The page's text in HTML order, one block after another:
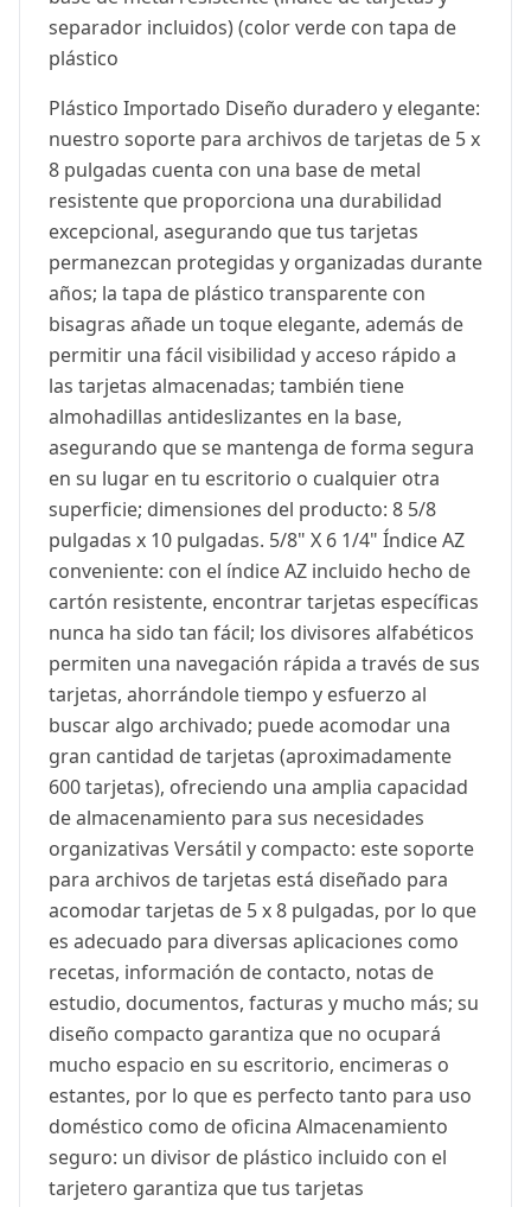
separador incluidos) (color verde con tapa de
plástico
Plástico Importado Diseño duradero y elegante:
nuestro soporte para archivos de tarjetas de 5 x
8 pulgadas cuenta con una base de metal
resistente que proporciona una durabilidad
excepcional, asegurando que tus tarjetas
permanezcan protegidas y organizadas durante
años; la tapa de plástico transparente con
bisagras añade un toque elegante, además de
permitir una fácil visibilidad y acceso rápido a
las tarjetas almacenadas; también tiene
almohadillas antideslizantes en la base,
asegurando que se mantenga de forma segura
en su lugar en tu escritorio o cualquier otra
superficie; dimensiones del producto: 8 5/8
pulgadas x 10 pulgadas. 5/8" X 6 1/4" Índice AZ
conveniente: con el índice AZ incluido hecho de
cartón resistente, encontrar tarjetas específicas
nunca ha sido tan fácil; los divisores alfabéticos
permiten una navegación rápida a través de sus
tarjetas, ahorrándole tiempo y esfuerzo al
buscar algo archivado; puede acomodar una
gran cantidad de tarjetas (aproximadamente
600 tarjetas), ofreciendo una amplia capacidad
de almacenamiento para sus necesidades
organizativas Versátil y compacto: este soporte
para archivos de tarjetas está diseñado para
acomodar tarjetas de 5 x 8 pulgadas, por lo que
es adecuado para diversas aplicaciones como
recetas, información de contacto, notas de
estudio, documentos, facturas y mucho más; su
diseño compacto garantiza que no ocupará
mucho espacio en su escritorio, encimeras o
estantes, por lo que es perfecto tanto para uso
doméstico como de oficina Almacenamiento
seguro: un divisor de plástico incluido con el
tarjetero garantiza que tus tarjetas